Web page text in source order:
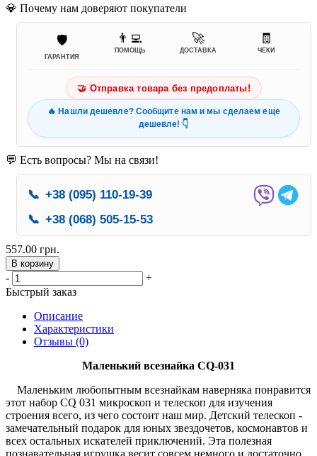
💎 Почему нам доверяют покупатели
🛡️
ГАРАНТИЯ
👨‍💻
ПОМОЩЬ
🚀
ДОСТАВКА
🧾
ЧЕКИ
🤝 Отправка товара без предоплаты!
🔥 Нашли дешевле? Сообщите нам и мы сделаем еще
дешевле! 👇
💬 Есть вопросы? Мы на связи!
📞 +38 (095) 110-19-39
📞 +38 (068) 505-15-53
557.00 грн.
В корзину
-
+
Быстрый заказ
Описание
Характеристики
Отзывы (0)
Маленький всезнайка CQ-031
Маленьким любопытным всезнайкам наверняка понравится
этот набор CQ 031 микроскоп и телескоп для изучения
строения всего, из чего состоит наш мир. Детский телескоп -
замечательный подарок для юных звездочетов, космонавтов и
всех остальных искателей приключений. Эта полезная